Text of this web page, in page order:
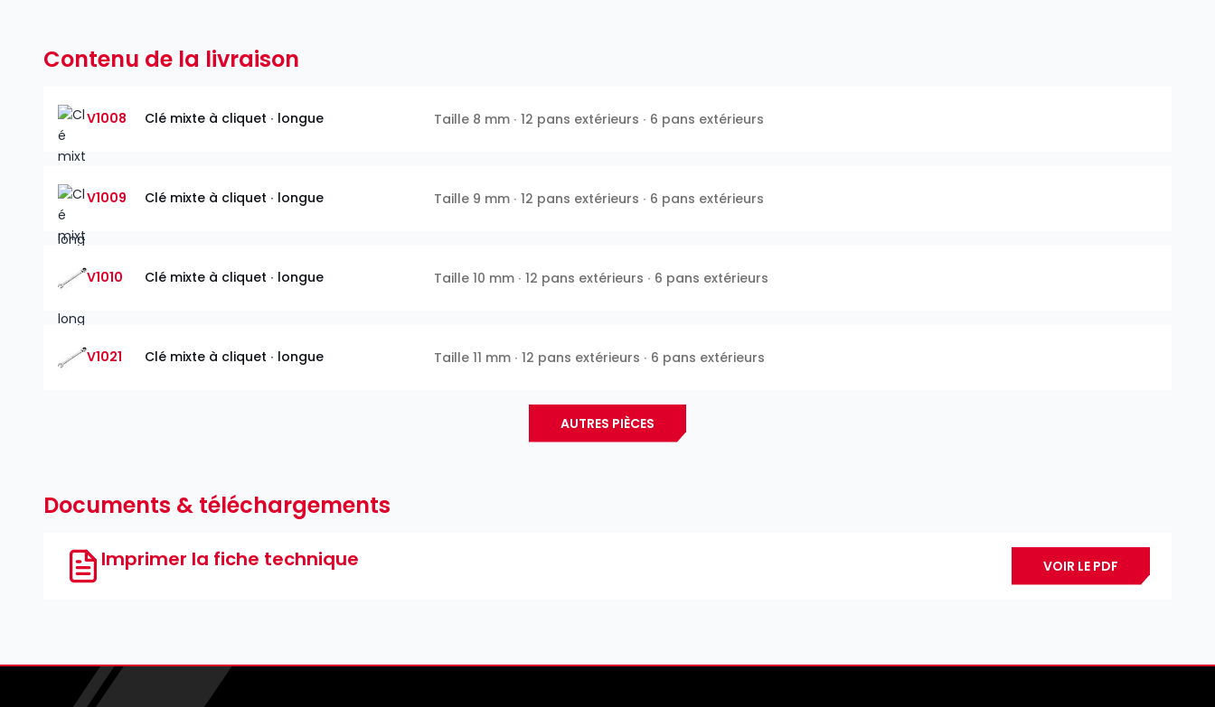
Contenu de la livraison
V1008 Clé mixte à cliquet ∙ longue Taille 8 mm ∙ 12 pans extérieurs ∙ 6 pans extérieurs
V1009 Clé mixte à cliquet ∙ longue Taille 9 mm ∙ 12 pans extérieurs ∙ 6 pans extérieurs
V1010 Clé mixte à cliquet ∙ longue Taille 10 mm ∙ 12 pans extérieurs ∙ 6 pans extérieurs
V1021 Clé mixte à cliquet ∙ longue Taille 11 mm ∙ 12 pans extérieurs ∙ 6 pans extérieurs
AUTRES PIÈCES
Documents & téléchargements
Imprimer la fiche technique VOIR LE PDF